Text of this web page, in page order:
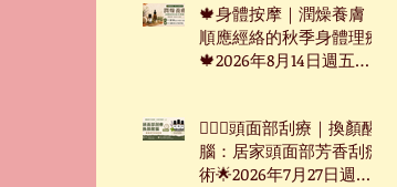
🍁身體按摩｜潤燥養膚：
順應經絡的秋季身體理療
🍁2026年8月14日週五台
🧖🏻‍♀️頭面部刮療｜換顏醒
腦：居家頭面部芳香刮痧
術🌟2026年7月27日週一